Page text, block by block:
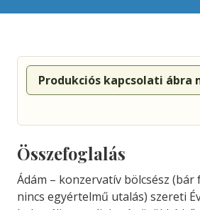
Produkciós kapcsolati ábra
Összefoglalás
Ádám – konzervatív bölcsész
nincs egyértelmű utalás) szereti